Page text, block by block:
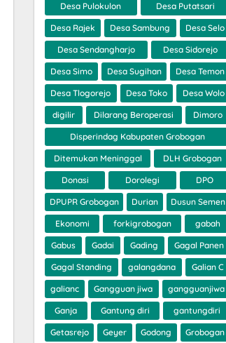
Desa Pulokulon Desa Putatsari
Desa Rajek Desa Sambung Desa Selo
Desa Sendangharjo Desa Sidorejo
Desa Simo Desa Sugihan Desa Temon
Desa Tlogorejo Desa Toko Desa Wolo
digilir Dilarang Beroperasi Dimoro
Disperindag Kabupaten Grobogan
Ditemukan Meninggal DLH Grobogan
Donasi Dorolegi DPO
DPUPR Grobogan Durian Dusun Semen
Ekonomi forkigrobogan gabah
Gabus Gadai Gading Gagal Panen
Gagal Standing galangdana Galian C
galianc Gangguan jiwa gangguanjiwa
Ganja Gantung diri gantungdiri
Getasrejo Geyer Godong Grobogan